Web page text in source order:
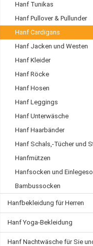
Hanf Tunikas
Hanf Pullover & Pullunder
Hanf Cardigans
Hanf Jacken und Westen
Hanf Kleider
Hanf Röcke
Hanf Hosen
Hanf Leggings
Hanf Unterwäsche
Hanf Haarbänder
Hanf Schals,-Tücher und
Hanfmützen
Hanfsocken und
Bambussocken
Hanfbekleidung für Herren
Hanf Yoga-Bekleidung
Hanf Nachtwäsche für Sie